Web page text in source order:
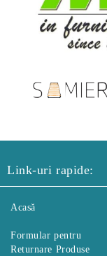
Link-uri rapide:
Acasă
Formular pentru
Returnare Produse